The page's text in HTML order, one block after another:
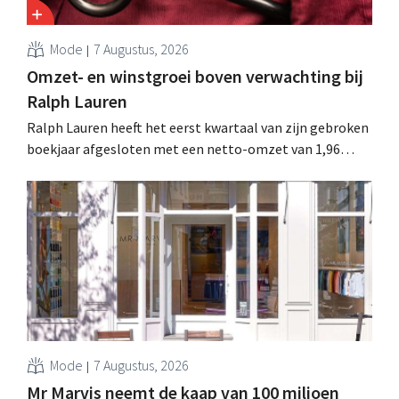
Mode 7 Augustus, 2026
Omzet- en winstgroei boven verwachting bij
Ralph Lauren
Ralph Lauren heeft het eerst kwartaal van zijn gebroken
boekjaar afgesloten met een netto-omzet van 1,96
is dan een jaar eerder. Na die beter dan verwachte start
verhoogt het bedrijf ook zijn vooruitzichten voor het
volledige boekjaar.
Mode 7 Augustus, 2026
Mr Marvis neemt de kaap van 100 miljoen